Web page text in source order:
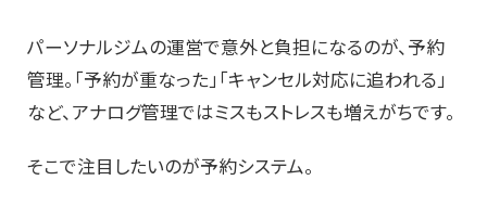
パーソナルジムの運営で意外と負担になるのが、予約
管理。「予約が重なった」「キャンセル対応に追われる」
など、アナログ管理ではミスもストレスも増えがちです。
そこで注目したいのが予約システム。